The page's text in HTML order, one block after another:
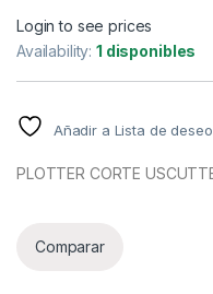
Login to see prices
Availability:1 disponibles
Añadir a Lista de
PLOTTER CORTE
Comparar